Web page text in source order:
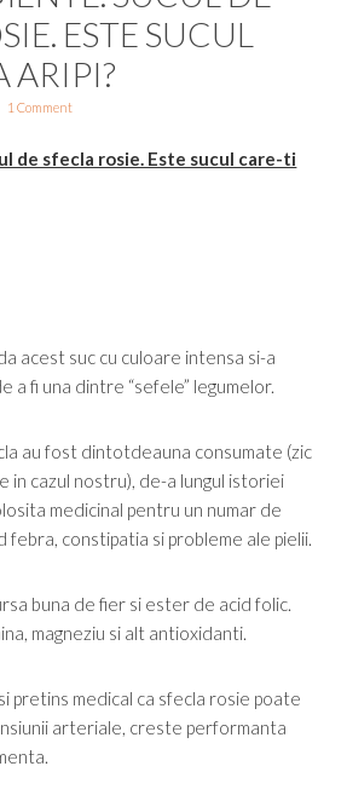
ESTE SUCUL
ARIPI?
1 Comment
de sfecla rosie. Este sucul care-ti
acest suc cu culoare intensa si-a
a fi una dintre “sefele” legumelor.
au fost dintotdeauna consumate (zic
in cazul nostru), de-a lungul istoriei
medicinal pentru un numar de
febra, constipatia si probleme ale pielii.
buna de fier si ester de acid folic.
magneziu si alt antioxidanti.
pretins medical ca sfecla rosie poate
arteriale, creste performanta